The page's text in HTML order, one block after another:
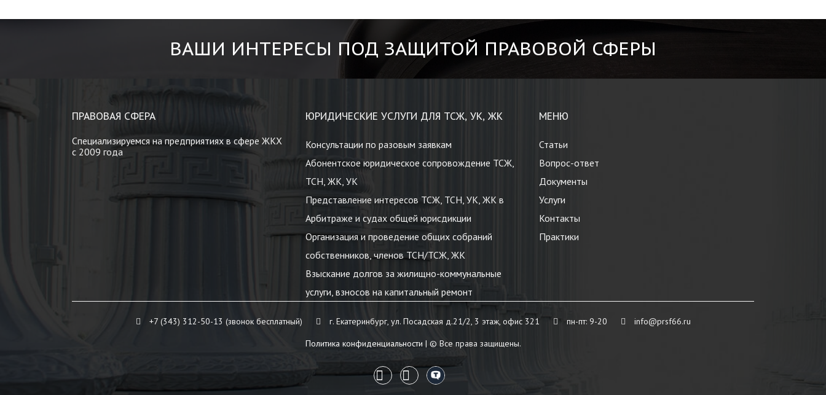
ВАШИ ИНТЕРЕСЫ ПОД ЗАЩИТОЙ ПРАВОВОЙ СФЕРЫ
ПРАВОВАЯ СФЕРА
Специализируемся на предприятиях в сфере ЖКХ
с 2009 года
ЮРИДИЧЕСКИЕ УСЛУГИ ДЛЯ ТСЖ, УК, ЖК
Консультации по разовым заявкам
Абонентское юридическое сопровождение ТСЖ,
ТСН, ЖК, УК
Представление интересов ТСЖ, ТСН, УК, ЖК в
Арбитраже и судах общей юрисдикции
Организация и проведение общих собраний
собственников, членов ТСН/ТСЖ, ЖК
Взыскание долгов за жилищно-коммунальные
услуги, взносов на капитальный ремонт
МЕНЮ
Статьи
Вопрос-ответ
Документы
Услуги
Контакты
Практики
+7 (343) 312-50-13 (звонок бесплатный) г. Екатеринбург, ул. Посадская д.21/2, 3 этаж, офис 321 пн-пт: 9-20
info@prsf66.ru
Политика конфиденциальности | © Все права защищены.